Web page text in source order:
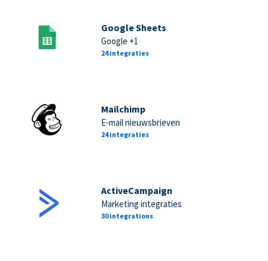
Google Sheets
Google +1
24 integraties
Mailchimp
E-mail nieuwsbrieven
24 integraties
ActiveCampaign
Marketing integraties
30 integrations